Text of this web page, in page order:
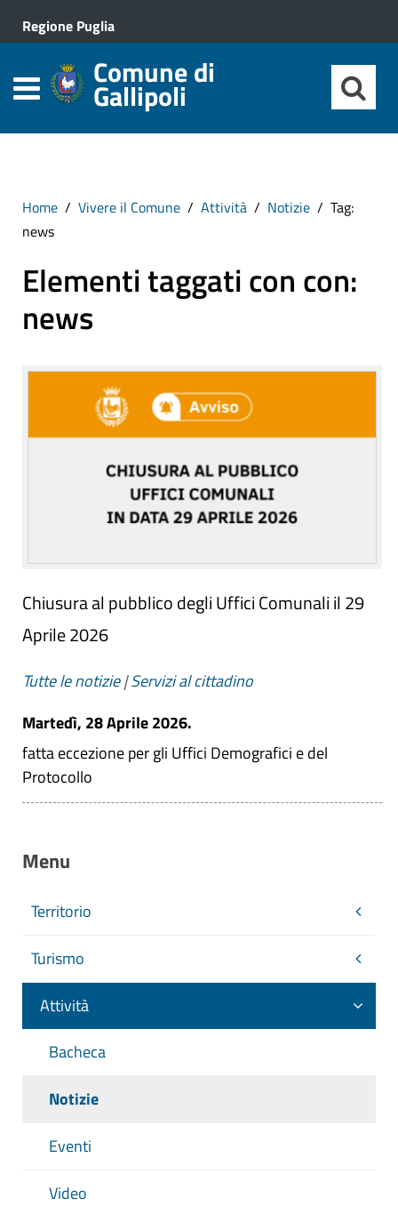
Regione Puglia
Comune di
Gallipoli
Home Vivere il Comune Attività Notizie
Tag:
news
Elementi taggati con con:
news
Chiusura al pubblico degli Uffici Comunali il 29
Aprile 2026
Tutte le notizie|Servizi al cittadino
Martedì, 28 Aprile 2026.
fatta eccezione per gli Uffici Demografici e del
Protocollo
Menu
Territorio
Turismo
Attività
Bacheca
Notizie
Eventi
Video